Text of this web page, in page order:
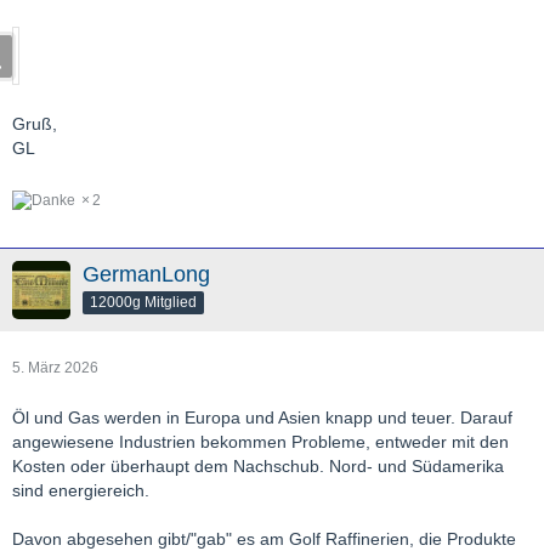
Gruß,
GL
2
GermanLong
12000g Mitglied
5. März 2026
Öl und Gas werden in Europa und Asien knapp und teuer. Darauf
angewiesene Industrien bekommen Probleme, entweder mit den
Kosten oder überhaupt dem Nachschub. Nord- und Südamerika
sind energiereich.
Davon abgesehen gibt/"gab" es am Golf Raffinerien, die Produkte